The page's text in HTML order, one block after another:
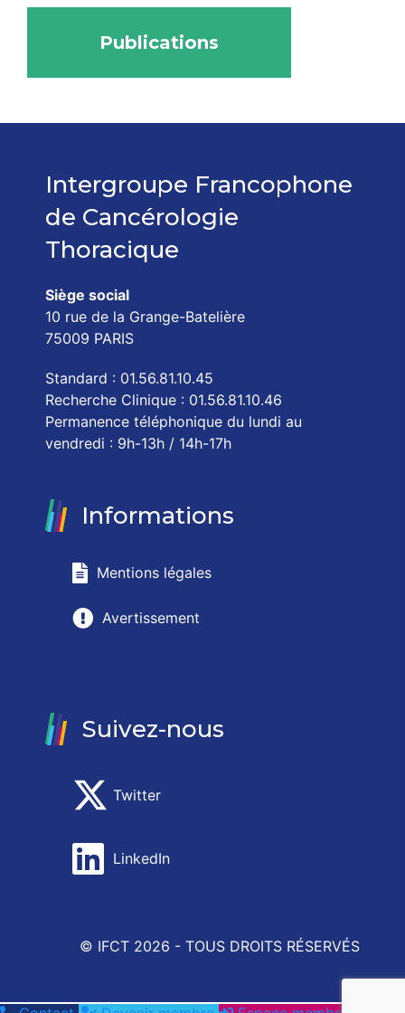
Publications
Intergroupe Francophone
de Cancérologie
Thoracique
Siège social
10 rue de la Grange-Batelière
75009 PARIS
Standard : 01.56.81.10.45
Recherche Clinique : 01.56.81.10.46
Permanence téléphonique du lundi au
vendredi : 9h-13h / 14h-17h
Informations
Mentions légales
Avertissement
Suivez-nous
Twitter
LinkedIn
© IFCT 2026 - TOUS DROITS RÉSERVÉS